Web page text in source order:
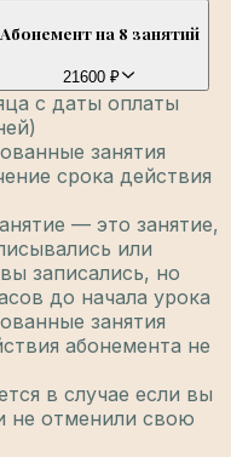
Абонемент на 8 занятий
21600 ₽
с даты оплаты
занятия
срока действия
— это занятие,
или
записались, но
до начала урока
занятия
абонемента не
в случае если вы
не отменили свою